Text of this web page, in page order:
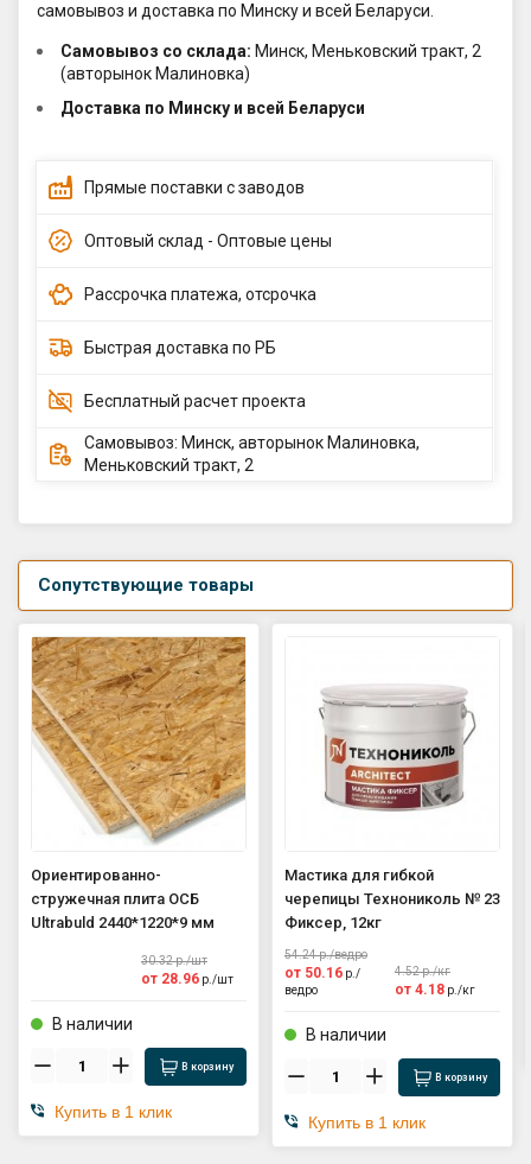
самовывоз и доставка по Минску и всей Беларуси.
Самовывоз со склада: Минск, Меньковский тракт, 2
(авторынок Малиновка)
Доставка по Минску и всей Беларуси
Прямые поставки с заводов
Оптовый склад - Оптовые цены
Рассрочка платежа, отсрочка
Быстрая доставка по РБ
Бесплатный расчет проекта
Самовывоз: Минск, авторынок Малиновка,
Меньковский тракт, 2
Сопутствующие товары
Ориентированно-
стружечная плита ОСБ
Ultrabuld 2440*1220*9 мм
30.32р./шт
от 28.96 р./шт
В наличии
В корзину
Купить в 1 клик
Мастика для гибкой
черепицы Технониколь № 23
Фиксер, 12кг
54.24р./ведро
от 50.16 р./
ведро
4.52р./кг
от 4.18 р./кг
В наличии
В корзину
Купить в 1 клик